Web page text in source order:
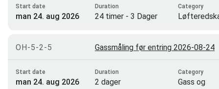
Start date
man 24. aug 2026
Duration
24 timer - 3 Dager
Category
OH-5-2-5
Start date
man 24. aug 2026
Gassmåling før entring 2026-08-24
Duration
2 dager
Category
Gass og